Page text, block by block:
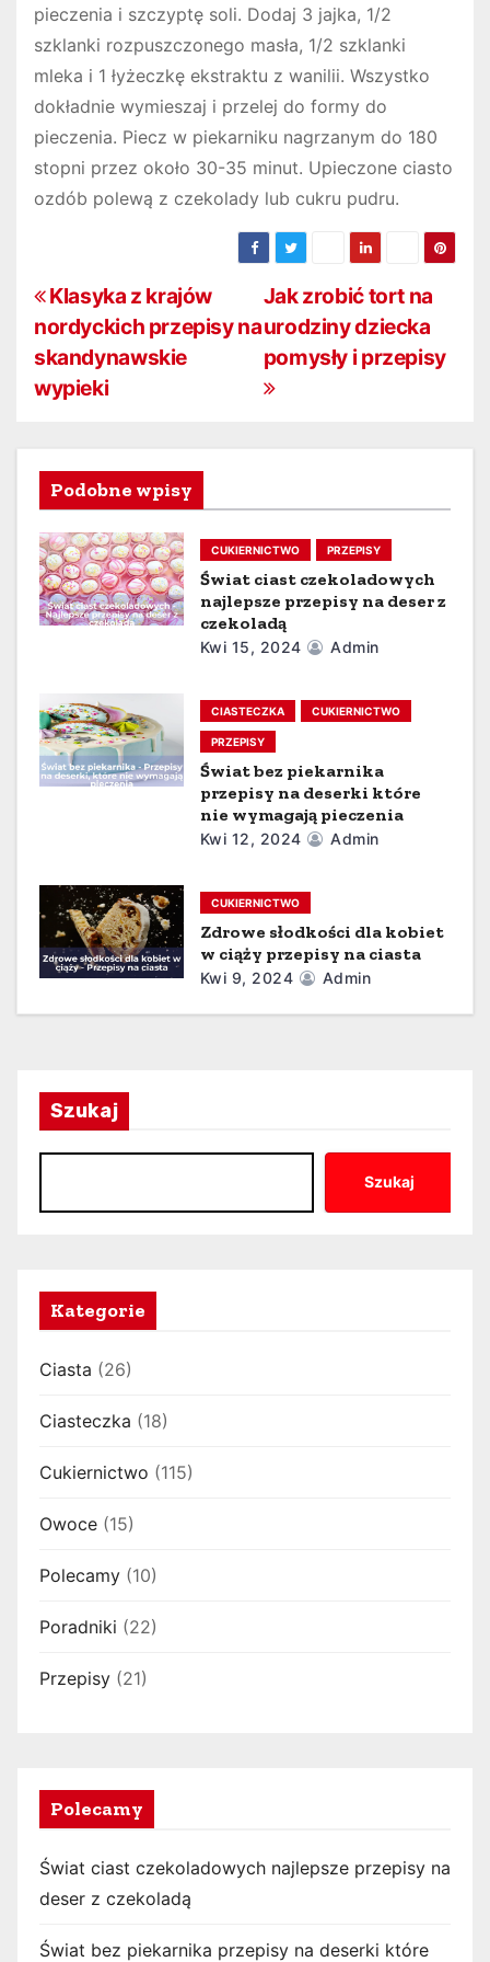
pieczenia i szczyptę soli. Dodaj 3 jajka, 1/2
szklanki rozpuszczonego masła, 1/2 szklanki
mleka i 1 łyżeczkę ekstraktu z wanilii. Wszystko
dokładnie wymieszaj i przelej do formy do
pieczenia. Piecz w piekarniku nagrzanym do 180
stopni przez około 30-35 minut. Upieczone ciasto
ozdób polewą z czekolady lub cukru pudru.
N
a
w
g
a
c
j
w
p
i
Jak zrobić tort na
urodziny dziecka
pomysły i przepisy
Klasyka z krajów
nordyckich przepisy na
skandynawskie
wypieki
Podobne wpisy
CUKIERNICTWO PRZEPISY
Świat ciast czekoladowych
najlepsze przepisy na deser z
czekoladą
Kwi 15, 2024 Admin
CIASTECZKA CUKIERNICTWO
PRZEPISY
Świat bez piekarnika
przepisy na deserki które
nie wymagają pieczenia
Kwi 12, 2024 Admin
CUKIERNICTWO
Zdrowe słodkości dla kobiet
w ciąży przepisy na ciasta
Kwi 9, 2024 Admin
Szukaj
Szukaj
Kategorie
Ciasta (26)
Ciasteczka (18)
Cukiernictwo (115)
Owoce (15)
Polecamy (10)
Poradniki (22)
Przepisy (21)
Polecamy
Świat ciast czekoladowych najlepsze przepisy na
deser z czekoladą
Świat bez piekarnika przepisy na deserki które